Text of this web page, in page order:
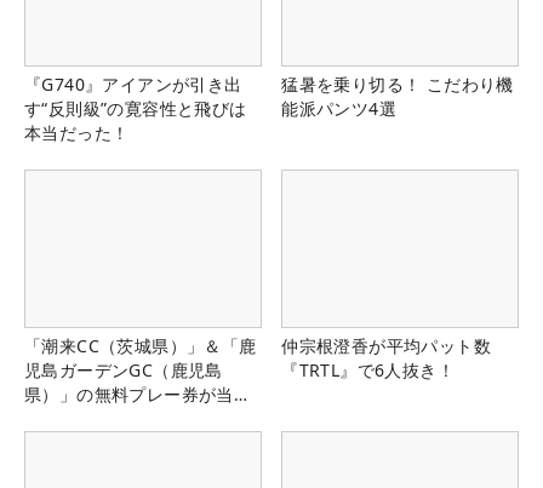
『G740』アイアンが引き出
す“反則級”の寛容性と飛びは
本当だった！
猛暑を乗り切る！ こだわり機
能派パンツ4選
「潮来CC（茨城県）」＆「鹿
児島ガーデンGC（鹿児島
県）」の無料プレー券が当た
仲宗根澄香が平均パット数
『TRTL』で6人抜き！